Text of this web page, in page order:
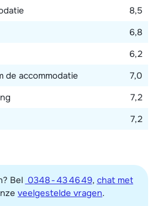
in dit gebied
8,5
6,8
6,2
de accommodatie
7,0
7,2
7,2
Bel 0348 - 43 46 49, chat met
veelgestelde vragen.